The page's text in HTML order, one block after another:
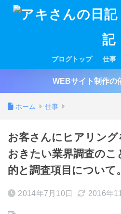
記
ブログトップ 仕事
WEBサイト制作の
ホーム 仕事
お客さんにヒアリン
おきたい業界調査のこ
的と調査項目について。
2014年7月10日 2016年